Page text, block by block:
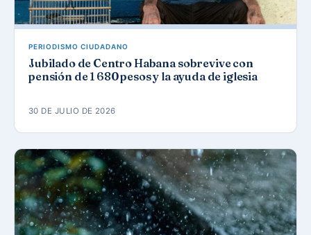
PERIODISMO CIUDADANO
Jubilado de Centro Habana sobrevive con
pensión de 1 680 pesos y la ayuda de iglesia
30 DE JULIO DE 2026